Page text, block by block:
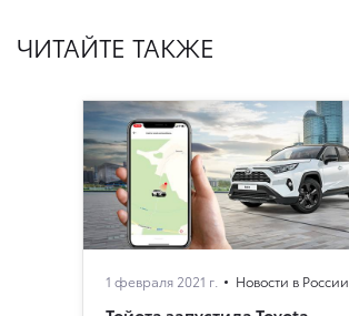
ЧИТАЙТЕ ТАКЖЕ
1 февраля 2021 г. Новости в России